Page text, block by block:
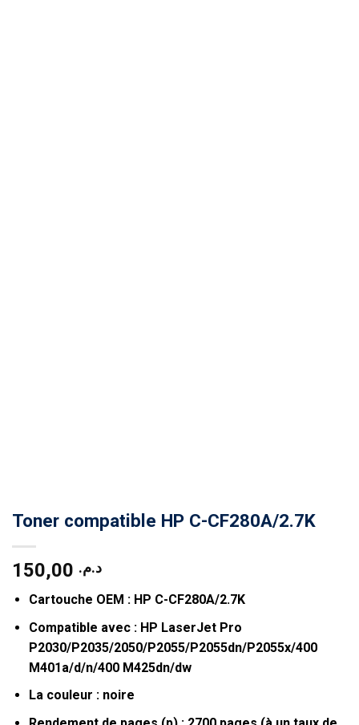
Toner compatible HP C-CF280A/2.7K
د.م.
Cartouche OEM : HP C-CF280A/2.7K
Compatible avec : HP LaserJet Pro
P2030/P2035/2050/P2055/P2055dn/P2055x/400
M401a/d/n/400 M425dn/dw
La couleur : noire